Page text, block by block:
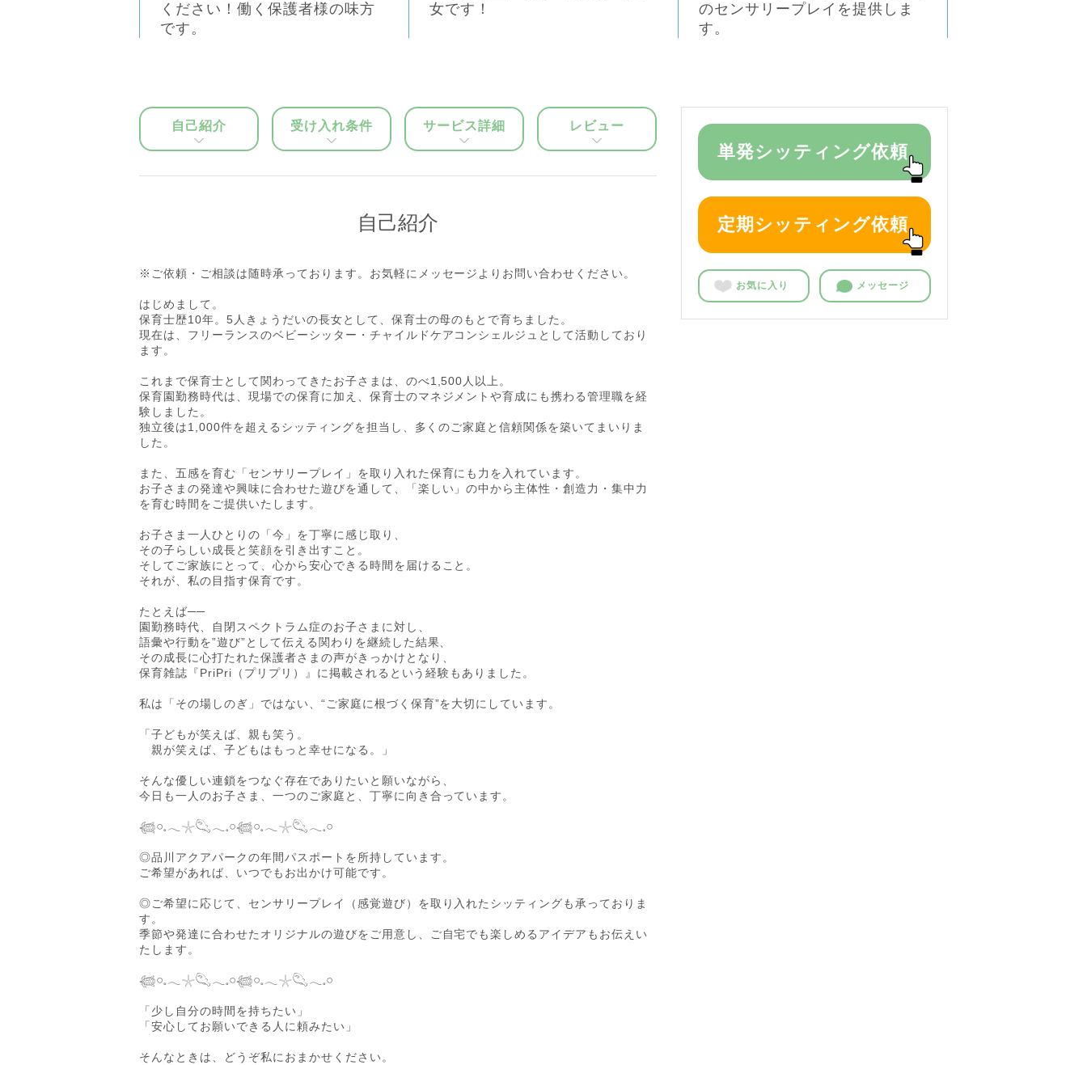
ください！働く保護者様の味方
です。
女です！
のセンサリープレイを提供しま
す。
自己紹介 受け入れ条件 サービス詳細 レビュー
自己紹介
※ご依頼・ご相談は随時承っております。お気軽にメッセージよりお問い合わせください。
はじめまして。
保育士歴10年。5人きょうだいの長女として、保育士の母のもとで育ちました。
現在は、フリーランスのベビーシッター・チャイルドケアコンシェルジュとして活動しており
ます。
これまで保育士として関わってきたお子さまは、のべ1,500人以上。
保育園勤務時代は、現場での保育に加え、保育士のマネジメントや育成にも携わる管理職を経
験しました。
独立後は1,000件を超えるシッティングを担当し、多くのご家庭と信頼関係を築いてまいりま
した。
また、五感を育む「センサリープレイ」を取り入れた保育にも力を入れています。
お子さまの発達や興味に合わせた遊びを通して、「楽しい」の中から主体性・創造力・集中力
を育む時間をご提供いたします。
お子さま一人ひとりの「今」を丁寧に感じ取り、
その子らしい成長と笑顔を引き出すこと。
そしてご家族にとって、心から安心できる時間を届けること。
それが、私の目指す保育です。
たとえば──
園勤務時代、自閉スペクトラム症のお子さまに対し、
語彙や行動を”遊び”として伝える関わりを継続した結果、
その成長に心打たれた保護者さまの声がきっかけとなり、
保育雑誌『PriPri（プリプリ）』に掲載されるという経験もありました。
私は「その場しのぎ」ではない、“ご家庭に根づく保育”を大切にしています。
「子どもが笑えば、親も笑う。
親が笑えば、子どもはもっと幸せになる。」
そんな優しい連鎖をつなぐ存在でありたいと願いながら、
今日も一人のお子さま、一つのご家庭と、丁寧に向き合っています。
𓆉𓏸𓈒𓂃𓇼𓆡𓂃𓈒𓏸𓆉𓏸𓈒𓂃𓇼𓆡𓂃𓈒𓏸
◎品川アクアパークの年間パスポートを所持しています。
ご希望があれば、いつでもお出かけ可能です。
◎ご希望に応じて、センサリープレイ（感覚遊び）を取り入れたシッティングも承っておりま
す。
季節や発達に合わせたオリジナルの遊びをご用意し、ご自宅でも楽しめるアイデアもお伝えい
たします。
𓆉𓏸𓈒𓂃𓇼𓆡𓂃𓈒𓏸𓆉𓏸𓈒𓂃𓇼𓆡𓂃𓈒𓏸
「少し自分の時間を持ちたい」
「安心してお願いできる人に頼みたい」
そんなときは、どうぞ私におまかせください。
単発シッティング依頼
定期シッティング依頼
お気に入り メッセージ